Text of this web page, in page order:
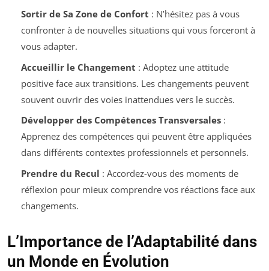
Sortir de Sa Zone de Confort : N’hésitez pas à vous
confronter à de nouvelles situations qui vous forceront à
vous adapter.
Accueillir le Changement : Adoptez une attitude
positive face aux transitions. Les changements peuvent
souvent ouvrir des voies inattendues vers le succès.
Développer des Compétences Transversales:
Apprenez des compétences qui peuvent être appliquées
dans différents contextes professionnels et personnels.
Prendre du Recul : Accordez-vous des moments de
réflexion pour mieux comprendre vos réactions face aux
changements.
L’Importance de l’Adaptabilité dans
un Monde en Évolution